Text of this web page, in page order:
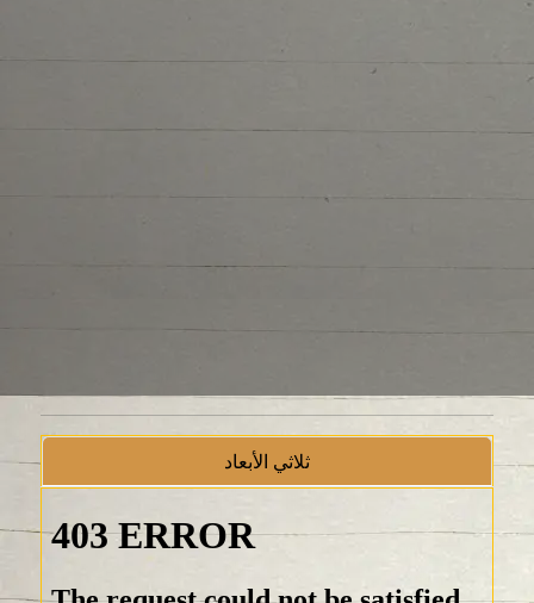
ثلاثي الأبعاد